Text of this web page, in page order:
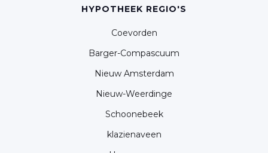
HYPOTHEEK REGIO'S
Coevorden
Barger-Compascuum
Nieuw Amsterdam
Nieuw-Weerdinge
Schoonebeek
klazienaveen